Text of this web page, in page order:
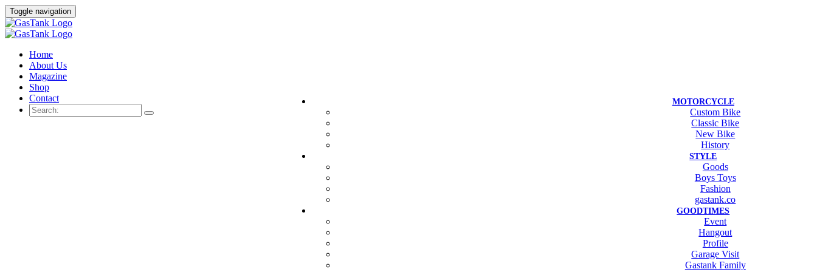
Toggle navigation
Home
About Us
Magazine
Shop
Contact
MOTORCYCLE
Custom Bike
Classic Bike
New Bike
History
STYLE
Goods
Boys Toys
Fashion
gastank.co
GOODTIMES
Event
Hangout
Profile
Garage Visit
Gastank Family